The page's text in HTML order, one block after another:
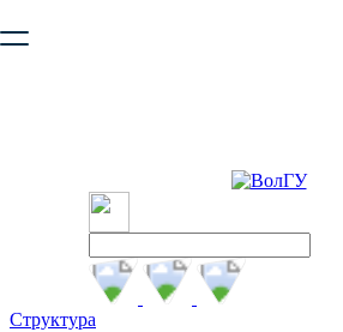
безопасную работу с сайтом.
Структура